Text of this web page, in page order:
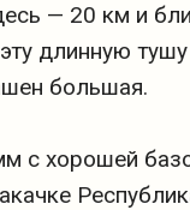
— 20 км и
длинную
большая.
с хорошей